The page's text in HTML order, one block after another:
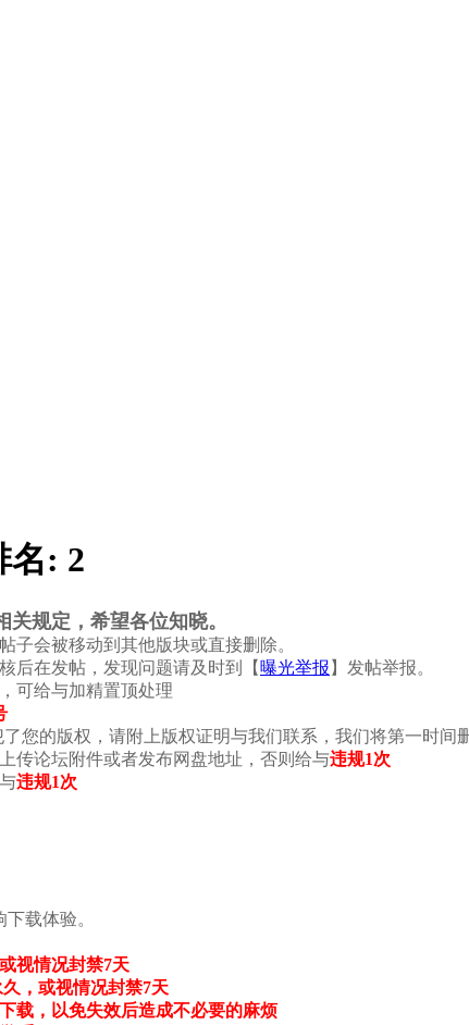
名: 2
规定，希望各位知晓。
子会被移动到其他版块或直接删除。
后在发帖，发现问题请及时到【曝光举报 】发帖举报。
可给与加精置顶处理
您的版权，请附上版权证明与我们联系，我们将第一时间
传论坛附件或者发布网盘地址，否则 给与违规1次
违规1次
载体验。
或视情况封禁7天
， 或视情况封禁7天
载，以免失效后造成不必要的麻烦